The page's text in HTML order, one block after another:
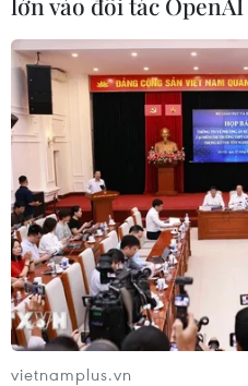
thành thiếu vận động thể
31/07/2026 04:10
TP Hồ Chí Minh đồng
mắc bệnh hiểm nghèo
hội học tập và điều trị
30/07/2026 13:53
Bé trai 7 tuổi được ghép
Việt từ người hiến chết
vietnamplus.vn